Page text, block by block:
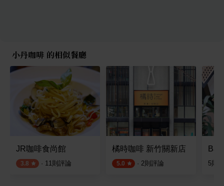
小丹咖啡 的相似餐廳
JR咖啡食尚館
3.8 · 11則評論
橘時咖啡 新竹關新店
5.0 · 2則評論 5則